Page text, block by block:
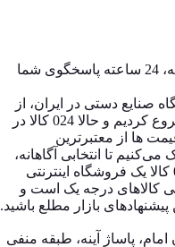
تلفن پشتیبانی 09036751809 | 7 روز هفته، 24 ساعته پاسخگوی شما
صنایع دستی در ایران، از
سال 1396 با وب سایت (مس زنجان) شروع کردیم و حالا 024 کالا در
ها از معتبرترین
تا انتخابی آگاهانه،
هوشمندانه و به‌ صرفه داشته باشند. 024 کالا یک فروشگاه اینترنتی
کالاهای درجه یک است و
بازار مطلع باشید.
امام، پاساژ آینه، طبقه منفی